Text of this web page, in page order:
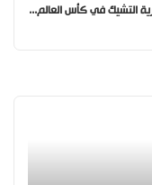
موعد مباراة كوريا الجنوبية وجمهورية التشيك في كأس العالم 2026 والقنوات الناقلة